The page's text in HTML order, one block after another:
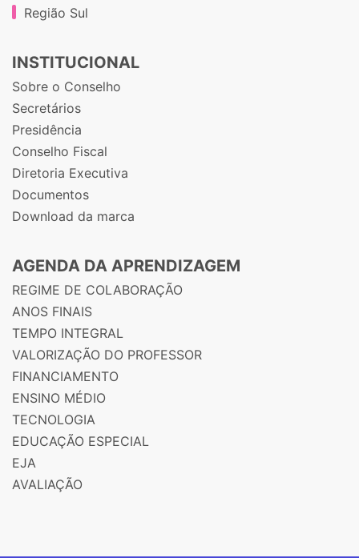
Região Sul
INSTITUCIONAL
Sobre o Conselho
Secretários
Presidência
Conselho Fiscal
Diretoria Executiva
Documentos
Download da marca
AGENDA DA APRENDIZAGEM
REGIME DE COLABORAÇÃO
ANOS FINAIS
TEMPO INTEGRAL
VALORIZAÇÃO DO PROFESSOR
FINANCIAMENTO
ENSINO MÉDIO
TECNOLOGIA
EDUCAÇÃO ESPECIAL
EJA
AVALIAÇÃO